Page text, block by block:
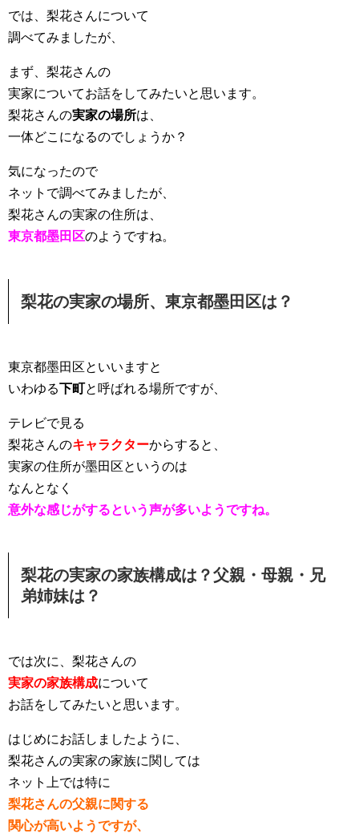
では、梨花さんについて
調べてみましたが、
まず、梨花さんの
実家についてお話をしてみたいと思います。
梨花さんの実家の場所は、
一体どこになるのでしょうか？
気になったので
ネットで調べてみましたが、
梨花さんの実家の住所は、
東京都墨田区のようですね。
梨花の実家の場所、東京都墨田区は？
東京都墨田区といいますと
いわゆる下町と呼ばれる場所ですが、
テレビで見る
梨花さんのキャラクターからすると、
実家の住所が墨田区というのは
なんとなく
意外な感じがするという声が多いようですね。
梨花の実家の家族構成は？父親・母親・兄
弟姉妹は？
では次に、梨花さんの
実家の家族構成について
お話をしてみたいと思います。
はじめにお話しましたように、
梨花さんの実家の家族に関しては
ネット上では特に
梨花さんの父親に関する
関心が高いようですが、